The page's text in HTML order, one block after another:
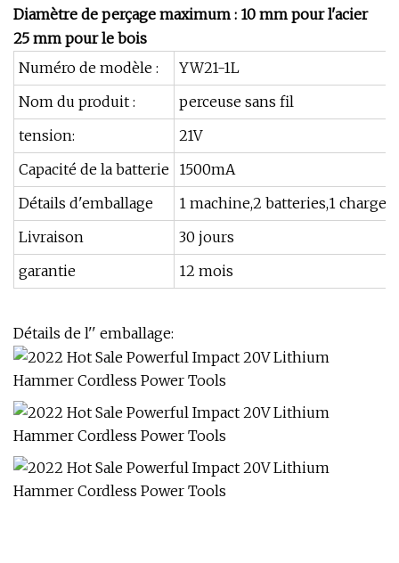
Diamètre de perçage maximum : 10 mm pour l'acier
25 mm pour le bois
Numéro de modèle :
YW21-1L
Nom du produit :
perceuse sans fil
tension:
21V
Capacité de la batterie 1500mA
Détails d'emballage
1 machine,2 batteries,1
Livraison
30 jours
garantie
12 mois
Détails de l'' emballage: